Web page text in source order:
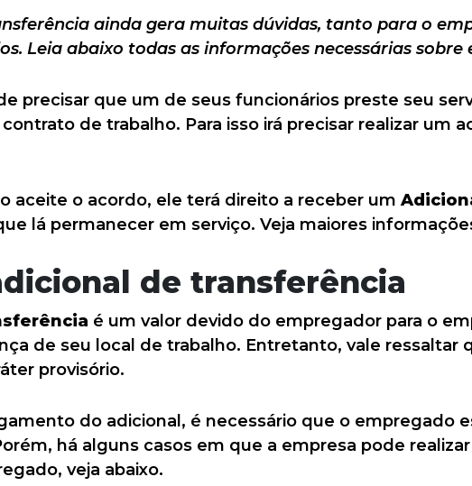
ainda gera muitas dúvidas, tanto para o
Leia abaixo todas as informações necessárias sobre
precisar que um de seus funcionários preste seu
de trabalho. Para isso irá precisar realizar um
aceite o acordo, ele terá direito a receber um
lá permanecer em serviço. Veja maiores
de transferência
é um valor devido do empregador para o
de seu local de trabalho. Entretanto, vale ressaltar
provisório.
do adicional, é necessário que o empregado
há alguns casos em que a empresa pode
veja abaixo.